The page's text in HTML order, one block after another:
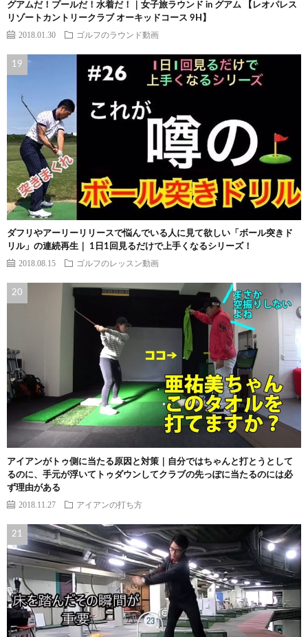
グアムだ！プールだ！水着だ！｜女子旅ラウンド in グアム 【レオパレス
リゾートカントリークラブ オーキッドコース 9H】
2018.01.30 ゴルフのラウンド動画
ダフリやアーリーリリースで悩んでいる人に見て欲しい「ボール突きド
リル」の連続再生｜ 1日1回見るだけで上手くなるシリーズ！
2018.08.15 ゴルフのレッスン動画
アイアンがトゥ側に当たる原因と対策｜自分ではちゃんと打とうとして
るのに、手元が浮いてトゥダウンしてクラブの先っぽに当たるのには必
ず理由がある
2018.11.27 アイアンの打ち方